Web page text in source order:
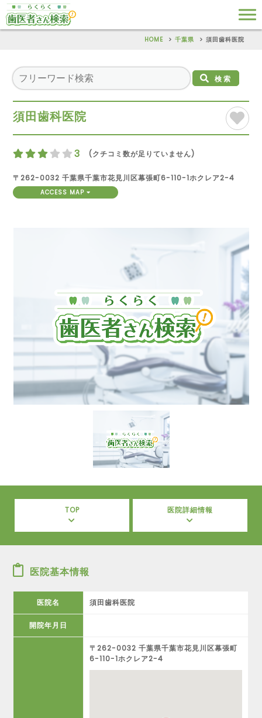
HOME 千葉県 須田歯科医院
検索
須田歯科医院
3 (クチコミ数が足りていません)
〒262-0032 千葉県千葉市花見川区幕張町6-110-1ホクレア2-4
ACCESS MAP
TOP 医院詳細情報
医院基本情報
医院名 須田歯科医院
開院年月日
〒262-0032 千葉県千葉市花見川区幕張町
6-110-1ホクレア2-4